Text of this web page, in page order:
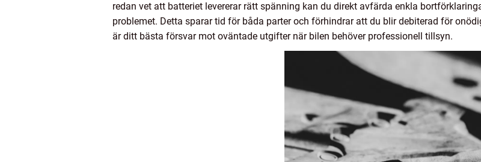
redan vet att batteriet levererar rätt spänning kan du direkt avfärda enkla
problemet. Detta sparar tid för båda parter och förhindrar att du blir debiterad för
är ditt bästa försvar mot oväntade utgifter när bilen behöver professionell tillsyn.